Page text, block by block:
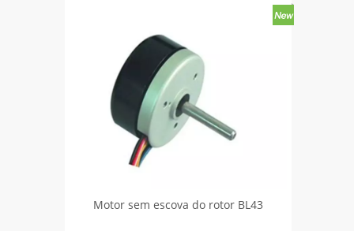
Motor sem escova do rotor BL43